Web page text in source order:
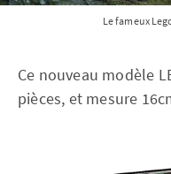
Le fameux
Ce nouveau modèle
pièces, et mesure